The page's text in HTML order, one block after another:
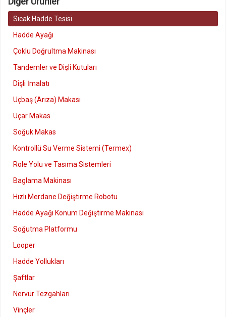
Sıcak Hadde Tesisi
Hadde Ayağı
Çoklu Doğrultma Makinası
Tandemler ve Dişli Kutuları
Dişli İmalatı
Uçbaş (Arıza) Makası
Uçar Makas
Soğuk Makas
Kontrollü Su Verme Sistemi (Termex)
Role Yolu ve Tasıma Sistemleri
Baglama Makinası
Hızlı Merdane Değiştirme Robotu
Hadde Ayağı Konum Değiştirme Makinası
Soğutma Platformu
Looper
Hadde Yollukları
Şaftlar
Nervür Tezgahları
Vinçler